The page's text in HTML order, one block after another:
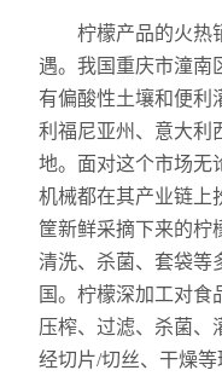
滚动式真空包装设
全自动给袋真空包
柠檬产品的火热销
遇。我国重庆市潼南
有偏酸性土壤和便利
利福尼亚州、意大利
地。面对这个市场无
机械都在其产业链上
筐新鲜采摘下来的柠
清洗、杀菌、套袋等
国。柠檬深加工对食
压榨、过滤、杀菌、
经切片/切丝、干燥